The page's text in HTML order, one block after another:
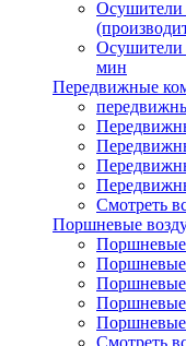
Осушители
Осушители
мин
Передвижные
Смотреть
Поршневые
Поршневые
Поршневые
Поршневые
Поршневые
Поршневые
Смотреть